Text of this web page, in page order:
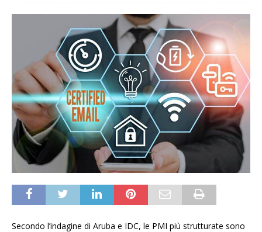
Secondo l’indagine di Aruba e IDC, le PMI più strutturate sono